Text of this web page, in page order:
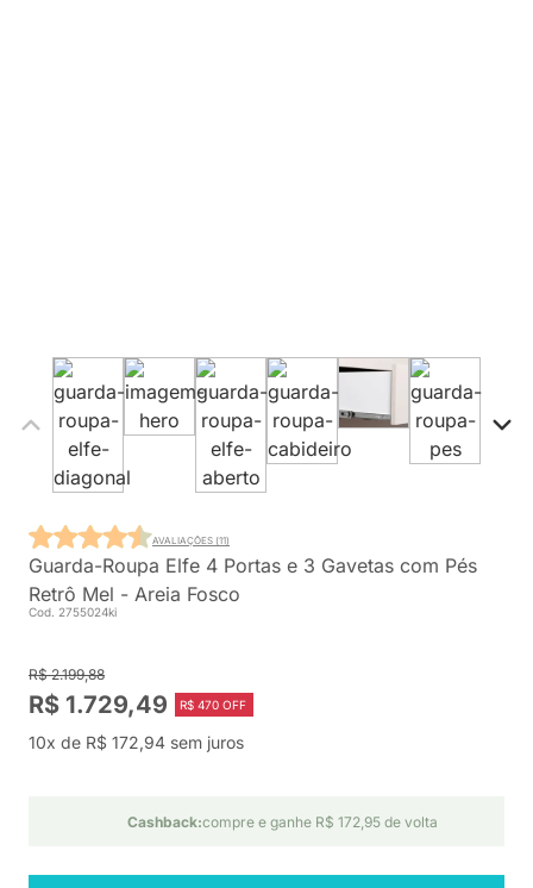
Guarda-Roupa Elfe 4 Portas e 3 Gavetas com Pés
Retrô Mel - Areia Fosco
Cod. 2755024ki
AVALIAÇÕES (11)
R$ 2.199,88
R$ 1.729,49 R$ 470 OFF
10x de R$ 172,94 sem juros
Cashback:compre e ganhe R$ 172,95 de volta